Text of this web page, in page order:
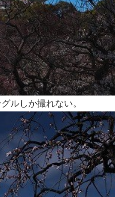
ルしか撮れない。